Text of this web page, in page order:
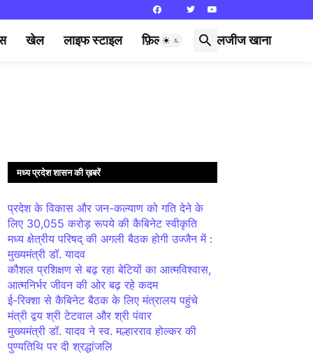
खेल लाइफ स्टाइल फ़िल्मी दुनिया लजीज खाना
मध्य प्रदेश शासन की ख़बरें
प्रदेश के विकास और जन-कल्याण को गति देने के
लिए 30,055 करोड़ रूपये की कैबिनेट स्वीकृति
मध्य क्षेत्रीय परिषद् की अगली बैठक होगी उज्जैन में :
मुख्यमंत्री डॉ. यादव
कौशल प्रशिक्षण से बढ़ रहा बेटियों का आत्मविश्वास,
आत्मनिर्भर जीवन की ओर बढ़ रहे कदम
ई-रिक्शा से कैबिनेट बैठक के लिए मंत्रालय पहुंचे
मंत्री द्वय श्री टेटवाल और श्री पंवार
मुख्यमंत्री डॉ. यादव ने स्व. मल्हारराव होल्कर की
पुण्यतिथि पर दी श्रद्धांजलि